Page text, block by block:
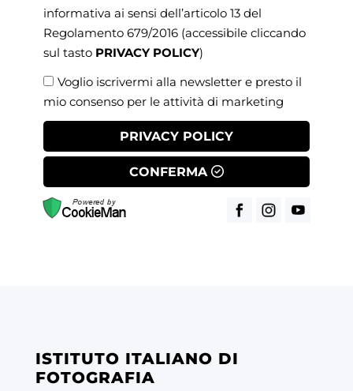
informativa ai sensi dell’articolo 13 del
Regolamento 679/2016 (accessibile cliccando
sul tasto PRIVACY POLICY)
Voglio iscrivermi alla newsletter e presto il
mio consenso per le attività di marketing
PRIVACY POLICY
CONFERMA
ISTITUTO ITALIANO DI
FOTOGRAFIA